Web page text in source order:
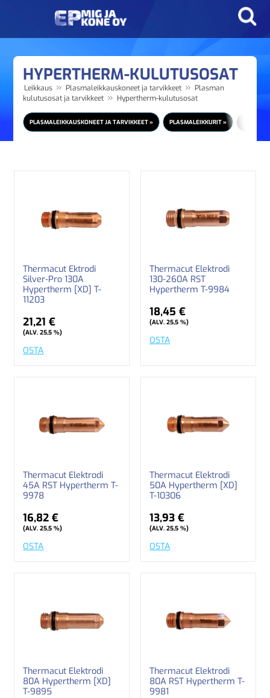
HYPERTHERM-KULUTUSOSAT
Leikkaus » Plasmaleikkauskoneet ja tarvikkeet » Plasman
kulutusosat ja tarvikkeet » Hypertherm-kulutusosat
PLASMALEIKKAUSKONEET JA TARVIKKEET » PLASMALEIKKURIT »
Thermacut Ektrodi
Silver-Pro 130A
Hypertherm [XD] T-
11203
21,21 €
(ALV. 25,5 %)
OSTA
Thermacut Elektrodi
130-260A RST
Hypertherm T-9984
18,45 €
(ALV. 25,5 %)
OSTA
Thermacut Elektrodi
45A RST Hypertherm T-
9978
16,82 €
(ALV. 25,5 %)
OSTA
Thermacut Elektrodi
50A Hypertherm [XD]
T-10306
13,93 €
(ALV. 25,5 %)
OSTA
Thermacut Elektrodi
80A Hypertherm [XD]
T-9895
Thermacut Elektrodi
80A RST Hypertherm T-
9981